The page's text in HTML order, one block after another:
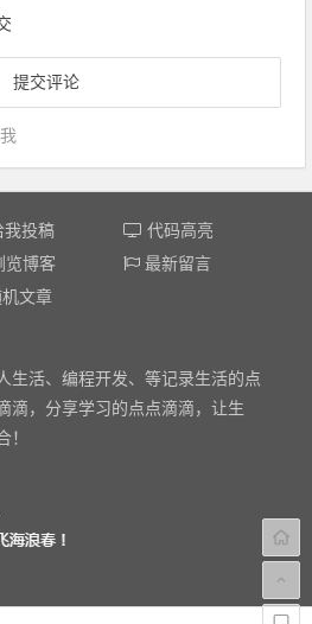
投稿
代码高亮
博客
最新留言
文章
生活、编程开发、等记录生活的点
滴，分享学习的点点滴滴，让生
！